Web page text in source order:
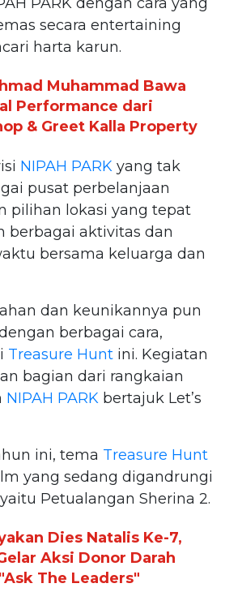
secara entertaining
harta karun.
Muhammad Bawa
Performance dari
& Greet Kalla Property
NIPAH PARK yang tak
pusat perbelanjaan
pilihan lokasi yang tepat
berbagai aktivitas dan
bersama keluarga dan
dan keunikannya pun
berbagai cara,
Treasure Hunt ini. Kegiatan
bagian dari rangkaian
NIPAH PARK bertajuk Let’s
ini, tema Treasure Hunt
yang sedang digandrungi
Petualangan Sherina 2.
Dies Natalis Ke-7,
Aksi Donor Darah
The Leaders"